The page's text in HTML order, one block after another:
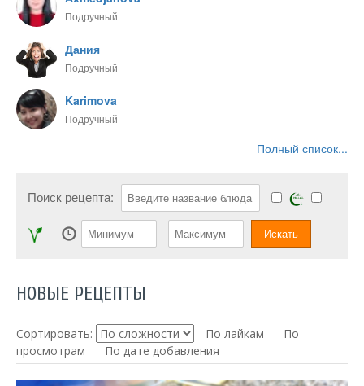
Подручный
Дания
Подручный
Karimova
Подручный
Полный список...
Поиск рецепта:
НОВЫЕ РЕЦЕПТЫ
Сортировать: По лайкам
По
просмотрам
По дате добавления